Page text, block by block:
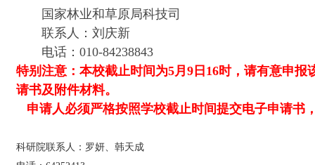
国家林业和草原局科技司
联系人：刘庆新
电话：010-84238843
特别注意： 本校截止时间为5月9日16时， 请有意申报
请书及附件材料。
申请人必须严格按照学校截止时间提交电子申请书
科研院联系人：罗妍、韩天成